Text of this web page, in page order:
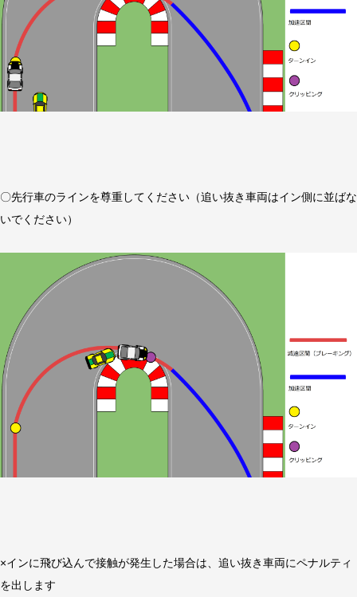
〇先行車のラインを尊重してください（追い抜き車両はイン側に並ばな
いでください）
×インに飛び込んで接触が発生した場合は、追い抜き車両にペナルティ
を出します